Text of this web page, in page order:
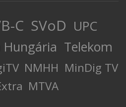
C SVoD UPC
Telekom
NMHH MinDig TV
MTVA